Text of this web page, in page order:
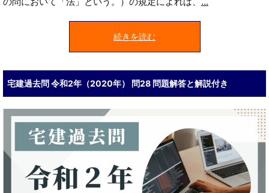
続きを読む
宅建過去問 令和2年（2020年） 問28 問題解答と解説付き